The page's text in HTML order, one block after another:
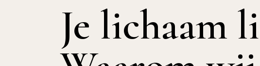
Je lichaam